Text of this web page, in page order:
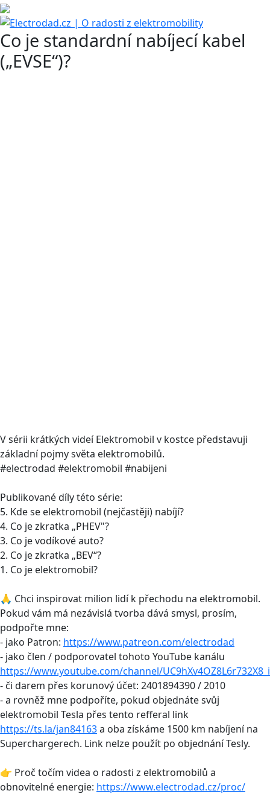
Co je standardní nabíjecí kabel
(„EVSE“)?
V sérii krátkých videí Elektromobil v kostce představuji
základní pojmy světa elektromobilů.
#electrodad #elektromobil #nabijeni
Publikované díly této série:
5. Kde se elektromobil (nejčastěji) nabíjí?
4. Co je zkratka „PHEV"?
3. Co je vodíkové auto?
2. Co je zkratka „BEV“?
1. Co je elektromobil?
🙏 Chci inspirovat milion lidí k přechodu na elektromobil.
Pokud vám má nezávislá tvorba dává smysl, prosím,
podpořte mne:
- jako Patron: https://www.patreon.com/electrodad
- jako člen / podporovatel tohoto YouTube kanálu
https://www.youtube.com/channel/
- či darem přes korunový účet: 2401894390 / 2010
- a rovněž mne podpoříte, pokud objednáte svůj
elektromobil Tesla přes tento refferal link
https://ts.la/jan84163a oba získáme 1500 km nabíjení na
Superchargerech. Link nelze použít po objednání Tesly.
👉 Proč točím videa o radosti z elektromobilů a
obnovitelné energie: https://www.electrodad.cz/proc/